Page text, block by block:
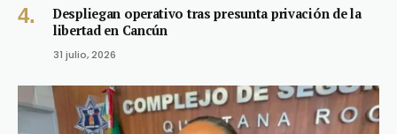
Despliegan operativo tras presunta privación de la
libertad en Cancún
31 julio, 2026